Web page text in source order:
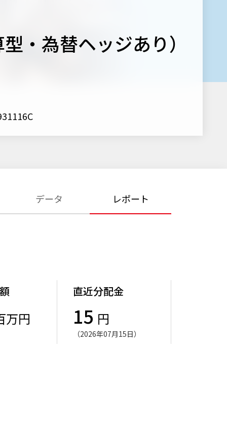
・為替ヘッジあり）
データ レポート
万円
直近分配金
15 円
（2026年07月15日）